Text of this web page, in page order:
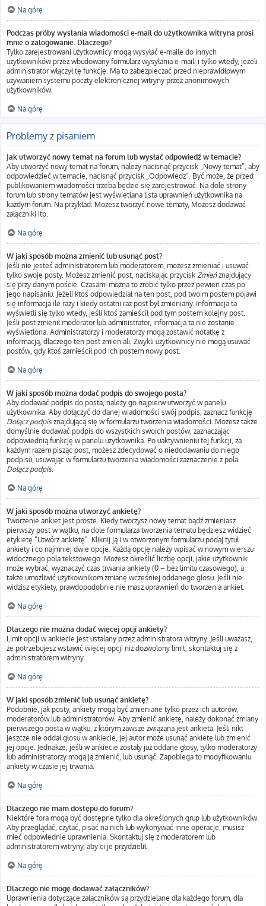
Na górę
Podczas próby wysłania wiadomości e-mail do użytkownika witryna prosi
mnie o zalogowanie. Dlaczego?
Tylko zarejestrowani użytkownicy mogą wysyłać e-maile do innych
użytkowników przez wbudowany formularz wysyłania e-maili i tylko wtedy, jeżeli
administrator włączył tę funkcję. Ma to zabezpieczać przed nieprawidłowym
używaniem systemu poczty elektronicznej witryny przez anonimowych
użytkowników.
Na górę
Problemy z pisaniem
Jak utworzyć nowy temat na forum lub wysłać odpowiedź w temacie?
Aby utworzyć nowy temat na forum, należy nacisnąć przycisk „Nowy temat”, aby
odpowiedzieć w temacie, nacisnąć przycisk „Odpowiedz”. Być może, że przed
publikowaniem wiadomości trzeba będzie się zarejestrować. Na dole strony
forum lub strony tematów jest wyświetlana lista uprawnień użytkownika na
każdym forum. Na przykład: Możesz tworzyć nowe tematy, Możesz dodawać
załączniki itp.
Na górę
W jaki sposób można zmienić lub usunąć post?
Jeśli nie jesteś administratorem lub moderatorem, możesz zmieniać i usuwać
tylko swoje posty. Możesz zmienić post, naciskając przycisk Zmieńznajdujący
się przy danym poście. Czasami można to zrobić tylko przez pewien czas po
jego napisaniu. Jeżeli ktoś odpowiedział na ten post, pod twoim postem pojawi
się informacja ile razy i kiedy ostatni raz post był zmieniany. Informacja ta
wyświetli się tylko wtedy, jeśli ktoś zamieścił pod tym postem kolejny post.
Jeśli post zmienił moderator lub administrator, informacja ta nie zostanie
wyświetlona. Administratorzy i moderatorzy mogą zostawić notatkę z
informacją, dlaczego ten post zmieniali. Zwykli użytkownicy nie mogą usuwać
postów, gdy ktoś zamieścił pod ich postem nowy post.
Na górę
W jaki sposób można dodać podpis do swojego posta?
Aby dodawać podpis do posta, należy go najpierw utworzyć w panelu
użytkownika. Aby dołączyć do danej wiadomości swój podpis, zaznacz funkcję
Dołącz podpis znajdującą się w formularzu tworzenia wiadomości. Możesz także
domyślnie dodawać podpis do wszystkich swoich postów, zaznaczając
odpowiednią funkcję w panelu użytkownika. Po uaktywnieniu tej funkcji, za
każdym razem pisząc post, możesz zdecydować o niedodawaniu do niego
podpisu, usuwając w formularzu tworzenia wiadomości zaznaczenie z pola
Dołącz podpis.
Na górę
W jaki sposób można utworzyć ankietę?
Tworzenie ankiet jest proste. Kiedy tworzysz nowy temat bądź zmieniasz
pierwszy post w wątku, na dole formularza tworzenia tematu będziesz widzieć
etykietę “Utwórz ankietę”. Kliknij ją i w otworzonym formularzu podaj tytuł
ankiety i co najmniej dwie opcje. Każdą opcję należy wpisać w nowym wierszu
widocznego pola tekstowego. Możesz określić liczbę opcji, jakie użytkownik
może wybrać, wyznaczyć czas trwania ankiety (0 – bez limitu czasowego), a
także umożliwić użytkownikom zmianę wcześniej oddanego głosu. Jeśli nie
widzisz etykiety, prawdopodobnie nie masz uprawnień do tworzenia ankiet.
Na górę
Dlaczego nie można dodać więcej opcji ankiety?
Limit opcji w ankiecie jest ustalany przez administratora witryny. Jeśli uważasz,
że potrzebujesz wstawić więcej opcji niż dozwolony limit, skontaktuj się z
administratorem witryny.
Na górę
W jaki sposób zmienić lub usunąć ankietę?
Podobnie, jak posty, ankiety mogą być zmieniane tylko przez ich autorów,
moderatorów lub administratorów. Aby zmienić ankietę, należy dokonać zmiany
pierwszego posta w wątku, z którym zawsze związana jest ankieta. Jeśli nikt
jeszcze nie oddał głosu w ankiecie, jej autor może usunąć ankietę lub zmienić
jej opcje. Jednakże, jeśli w ankiecie zostały już oddane głosy, tylko moderatorzy
lub administratorzy mogą ją zmienić, lub usunąć. Zapobiega to modyfikowaniu
ankiety w czasie jej trwania.
Na górę
Dlaczego nie mam dostępu do forum?
Niektóre fora mogą być dostępne tylko dla określonych grup lub użytkowników.
Aby przeglądać, czytać, pisać na nich lub wykonywać inne operacje, musisz
mieć odpowiednie uprawnienia. Skontaktuj się z moderatorem lub
administratorem witryny, aby ci je przydzielił.
Na górę
Dlaczego nie mogę dodawać załączników?
Uprawnienia dotyczące załączników są przydzielane dla każdego forum, dla